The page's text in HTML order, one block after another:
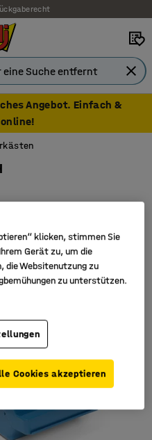
Angebot. Einfach &
klicken, stimmen Sie
Gerät zu, um die
die Websitenutzung zu
zu unterstützen.
Cookies akzeptieren